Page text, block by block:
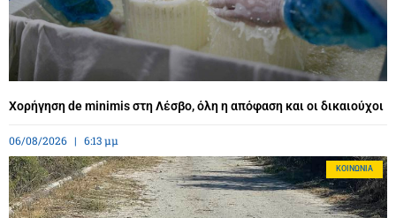
Χορήγηση de minimis στη Λέσβο, όλη η απόφαση και οι δικαιούχοι
06/08/2026 6:13 μμ
ΚΟΙΝΩΝΊΑ